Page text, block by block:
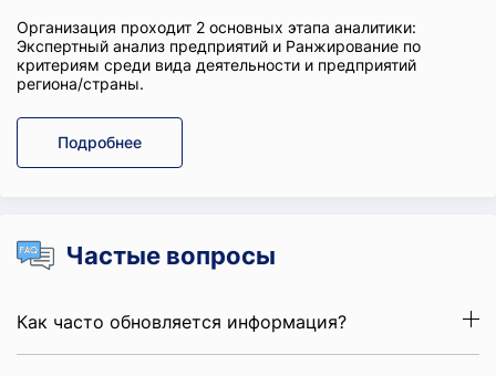
Организация проходит 2 основных этапа аналитики:
Экспертный анализ предприятий и Ранжирование по
критериям среди вида деятельности и предприятий
региона/страны.
Подробнее
Частые вопросы
Как часто обновляется информация?